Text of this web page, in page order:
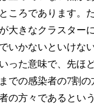
ころであります。
大きなクラスター
いかないといけな
った意味で、先ほ
での感染者の7割
の方々であるとい